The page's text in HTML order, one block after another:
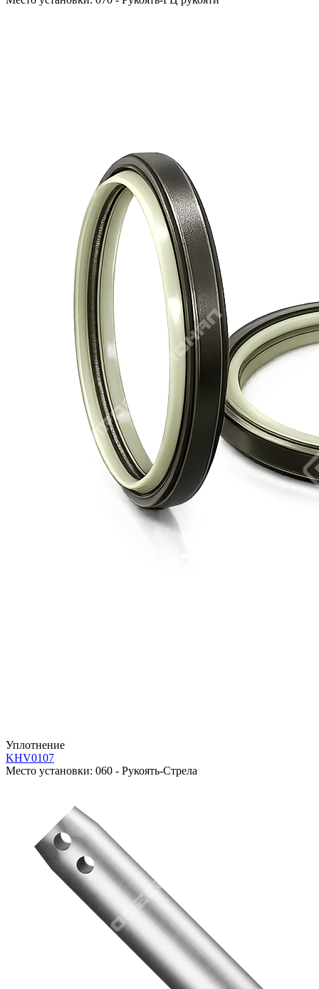
Уплотнение
KHV0107
Место установки: 060 - Рукоять-Стрела